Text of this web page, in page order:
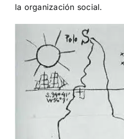
la organización social.